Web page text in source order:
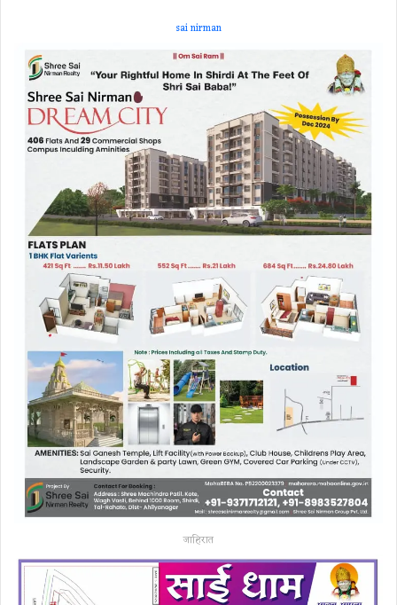
sai nirman
जाहिरात